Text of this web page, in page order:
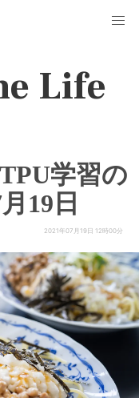
Life
学習の
19日
2021年07月19日 12時00分